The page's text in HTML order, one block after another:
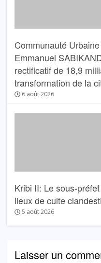
Communauté
Emmanuel
rectificatif de 18,9
transformation de la
6 août 2026
Kribi II: Le sous-
lieux de culte
5 août 2026
Laisser un